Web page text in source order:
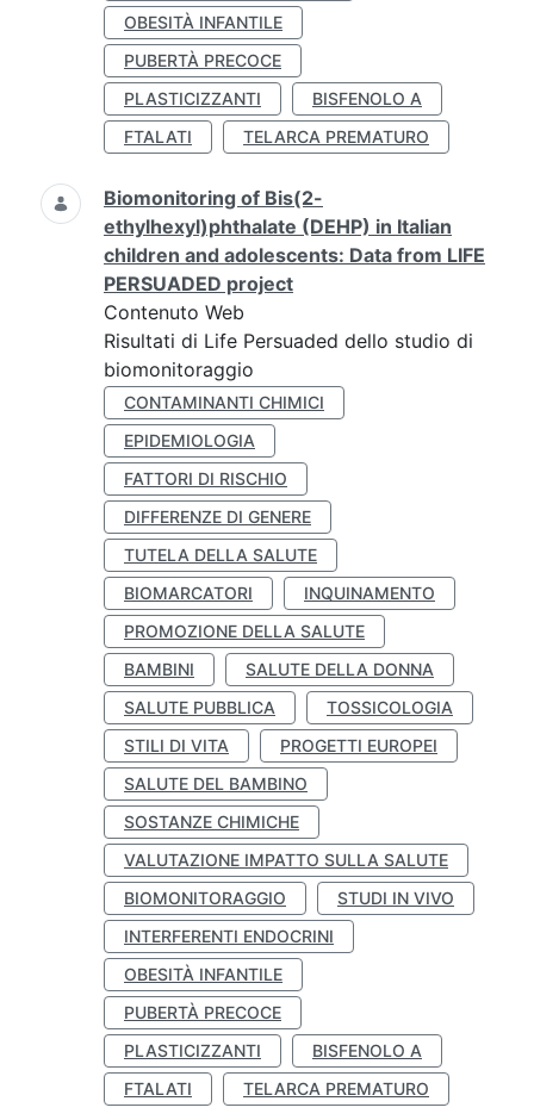
OBESITÀ INFANTILE
PUBERTÀ PRECOCE
PLASTICIZZANTI
BISFENOLO A
FTALATI
TELARCA PREMATURO
Biomonitoring of Bis(2-
ethylhexyl)phthalate (DEHP) in Italian
children and adolescents: Data from LIFE
PERSUADED project
Contenuto Web
Risultati di Life Persuaded dello studio di
biomonitoraggio
CONTAMINANTI CHIMICI
EPIDEMIOLOGIA
FATTORI DI RISCHIO
DIFFERENZE DI GENERE
TUTELA DELLA SALUTE
BIOMARCATORI
INQUINAMENTO
PROMOZIONE DELLA SALUTE
BAMBINI
SALUTE DELLA DONNA
SALUTE PUBBLICA
TOSSICOLOGIA
STILI DI VITA
PROGETTI EUROPEI
SALUTE DEL BAMBINO
SOSTANZE CHIMICHE
VALUTAZIONE IMPATTO SULLA SALUTE
BIOMONITORAGGIO
STUDI IN VIVO
INTERFERENTI ENDOCRINI
OBESITÀ INFANTILE
PUBERTÀ PRECOCE
PLASTICIZZANTI
BISFENOLO A
FTALATI
TELARCA PREMATURO